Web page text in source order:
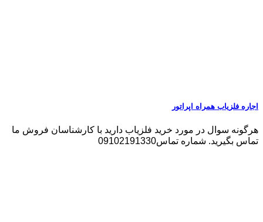
اجاره فلزیاب همراه اپراتور
هرگونه سوال در مورد خرید فلزیاب دارید با کارشناسان فروش ما
تماس بگیرید. شماره تماس09102191330